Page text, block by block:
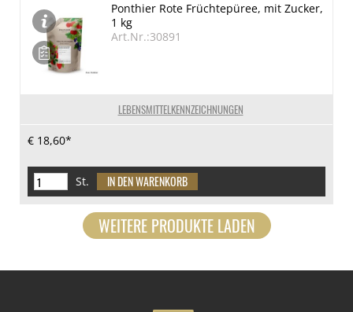
LEBENSMITTELKENNZEICHNUNGEN
Ponthier Rote Früchtepüree, mit Zucker,
1 kg
Art.Nr.:30891
€ 18,60*
St.
WEITERE PRODUKTE LADEN